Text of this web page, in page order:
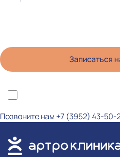
Позвоните нам +7 (3952) 43-50-